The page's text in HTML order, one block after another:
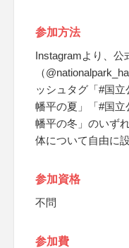
参加方法
Instagramより、公
（
ッシュタグ「#国
幡平の夏」「#国立
幡平の冬」のいず
体について自由に
参加資格
不問
参加費